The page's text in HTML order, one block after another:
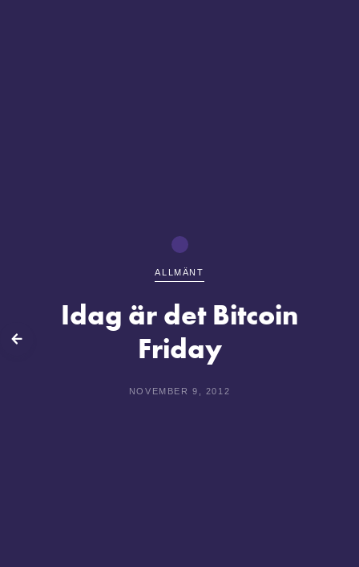
ALLMÄNT
Idag är det Bitcoin
Friday
NOVEMBER 9, 2012